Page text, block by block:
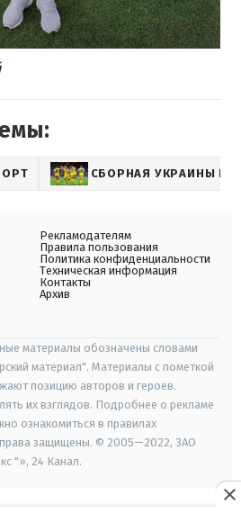
СБОРНАЯ УКРАИНЫ
Рекламодателям
Правила пользования
Политика конфиденциальности
Техническая информация
Контакты
Архив
материалы обозначены словами
материал". Материалы с пометкой
позицию авторов и героев.
их взглядов. Подробнее о рекламе
ознакомиться в правилах
защищены. © 2005—2022, ЗАО
"», 24 Канал.